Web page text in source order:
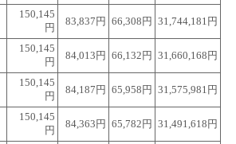
150,145
円
83,837円 66,308円 31,744,181円
150,145
円
84,013円 66,132円 31,660,168円
150,145
円
84,187円 65,958円 31,575,981円
150,145
円
84,363円 65,782円 31,491,618円